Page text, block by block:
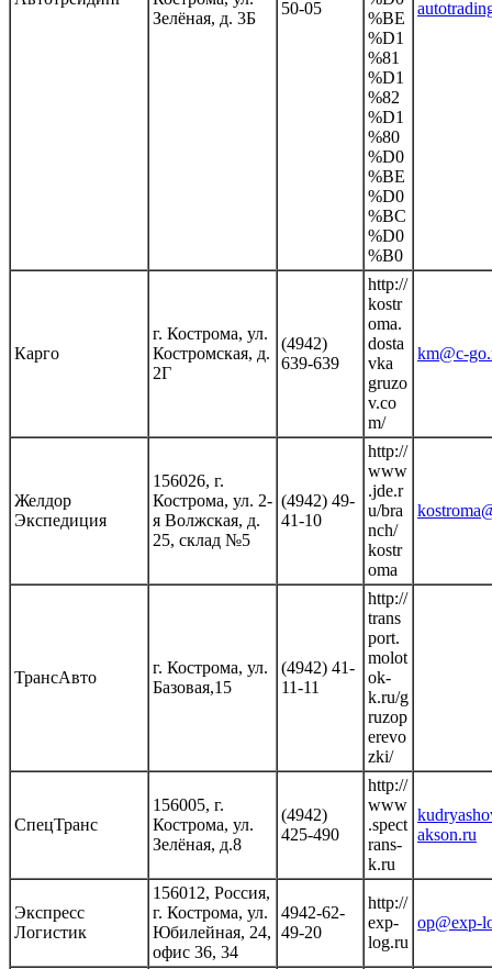
Зелёная, д. 3Б
50-05
%BE
%D1
%81
%D1
%82
%D1
%80
%D0
%BE
%D0
%BC
%D0
%B0
Карго
г. Кострома, ул.
Костромская, д.
2Г
(4942)
639-639
http://
kostr
oma.
dosta
vka
gruzo
v.co
m/
km@c-
Желдор
Экспедиция
156026, г.
Кострома, ул. 2-
я Волжская, д.
25, склад №5
(4942) 49-
41-10
http://
www
.jde.r
u/bra
nch/
kostr
oma
ТрансАвто
г. Кострома, ул.
Базовая,15
(4942) 41-
11-11
http://
trans
port.
molot
ok-
k.ru/g
ruzop
erevo
zki/
СпецТранс
156005, г.
Кострома, ул.
Зелёная, д.8
(4942)
425-490
http://
www
.spect
rans-
k.ru
akson.ru
Экспресс
Логистик
156012, Россия,
г. Кострома, ул.
Юбилейная, 24,
офис 36, 34
4942-62-
49-20
http://
exp-
log.ru
op@exp-